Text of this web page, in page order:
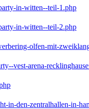
in-witten--teil-1.php
in-witten--teil-2.php
olfen-mit-
vest-arena-
in-den-zentralhallen-in-